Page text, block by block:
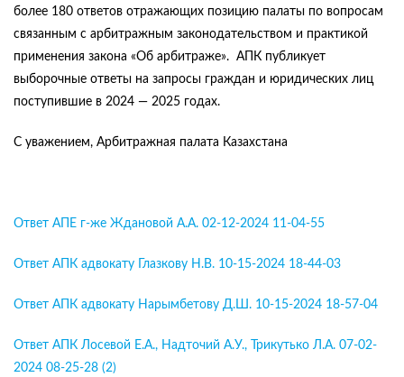
более 180 ответов отражающих позицию палаты по вопросам
связанным с арбитражным законодательством и практикой
применения закона «Об арбитраже». АПК публикует
выборочные ответы на запросы граждан и юридических лиц
поступившие в 2024 — 2025 годах.
C уважением, Арбитражная палата Казахстана
Ответ АПЕ г-же Ждановой А.А. 02-12-2024 11-04-55
Ответ АПК адвокату Глазкову Н.В. 10-15-2024 18-44-03
Ответ АПК адвокату Нарымбетову Д.Ш. 10-15-2024 18-57-04
Ответ АПК Лосевой Е.А., Надточий А.У., Трикутько Л.А. 07-02-
2024 08-25-28 (2)